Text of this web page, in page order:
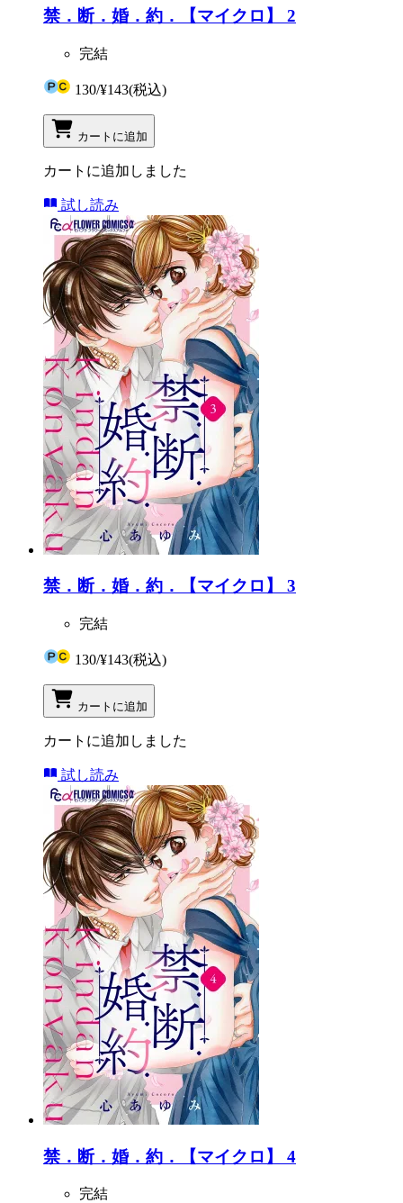
禁．断．婚．約．【マイクロ】 2
完結
130/¥143(税込)
カートに追加
カートに追加しました
試し読み
禁．断．婚．約．【マイクロ】 3
完結
130/¥143(税込)
カートに追加
カートに追加しました
試し読み
禁．断．婚．約．【マイクロ】 4
完結